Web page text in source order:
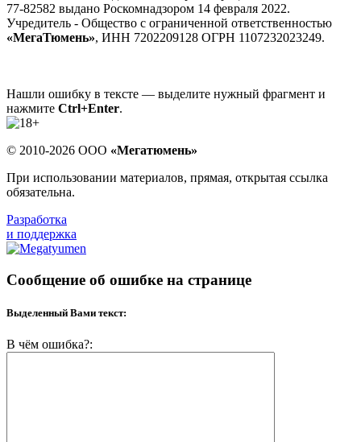
77-82582 выдано Роскомнадзором 14 февраля 2022.
Учредитель - Общество с ограниченной ответственностью
«МегаТюмень», ИНН 7202209128 ОГРН 1107232023249.
Нашли ошибку в тексте — выделите нужный фрагмент и
нажмите Ctrl+Enter.
© 2010-2026 ООО «Мегатюмень»
При использовании материалов, прямая, открытая ссылка
обязательна.
Разработка
и поддержка
Сообщение об ошибке на странице
Выделенный Вами текст:
В чём ошибка?: